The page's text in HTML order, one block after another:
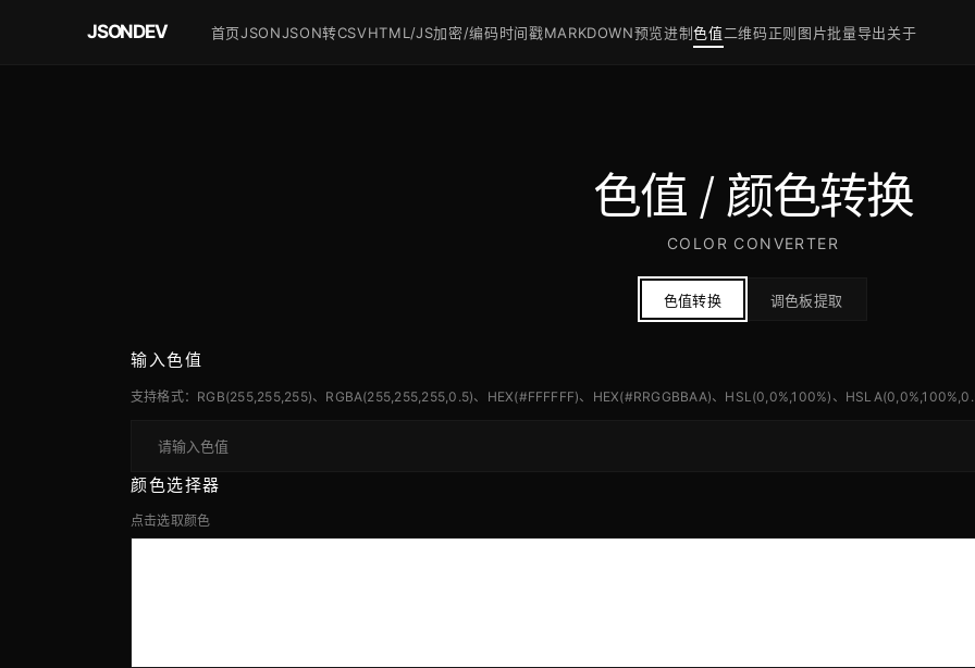
JSONDEV 首页JSONJSON转CSVHTML/JS加密/编码时间戳MARKDOWN预览进制色值二维码正则图片批量导出关于
色值 / 颜色转换
COLOR CONVERTER
色值转换 调色板提取
输入色值
支持格式：RGB(255,255,255)、RGBA(255,255,255,0.5)、HEX(#FFFFFF)、HEX(#RRGGBBAA)、HSL(0,0%,100%)、
颜色选择器
点击选取颜色